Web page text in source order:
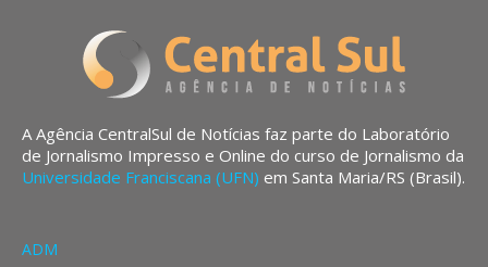
A Agência CentralSul de Notícias faz parte do Laboratório
de Jornalismo Impresso e Online do curso de Jornalismo da
Universidade Franciscana (UFN) em Santa Maria/RS (Brasil).
ADM